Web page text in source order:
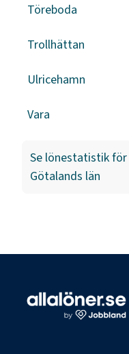
Töreboda
Trollhättan
Ulricehamn
Vara
Se lönestatistik för
Götalands län